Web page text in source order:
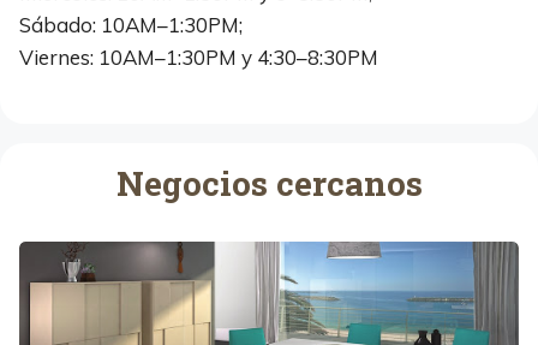
Sábado: 10AM–1:30PM;
Viernes: 10AM–1:30PM y 4:30–8:30PM
Negocios cercanos
L